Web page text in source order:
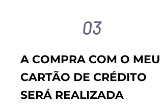
03
A COMPRA COM O MEU
CARTÃO DE CRÉDITO
SERÁ REALIZADA